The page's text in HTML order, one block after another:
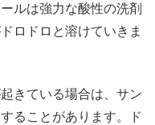
ルは強力な酸性の洗剤
ロドロと溶けていきま
きている場合は、サン
ることがあります。ド